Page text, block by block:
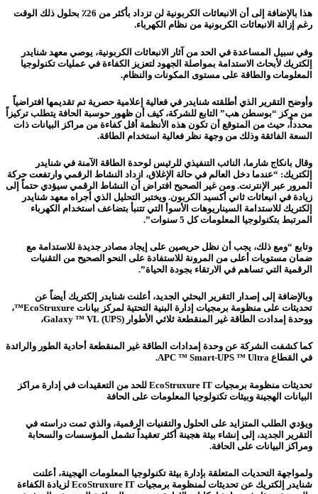
هذا بالإضافة إلى أن الانبعاثات الكربونية لن تزداد بأكثر من 26٪ بحلول ذلك الوقت
رغم إزالة الانبعاثات الكربونية من نظام الكهرباء.
وفي سبيل المساعدة في الحد من آثار الانبعاثات الكربونية، يوصي معهد شنايدر
إلكتريك لأبحاث الاستدامة بمواصلة الجهود لتعزيز الكفاءة في عمليات تكنولوجيا
المعلومات والطاقة على مستوى المكونات والنظام.
وأوضح التقرير الذي أطلقته شنايدر في فعالية إعلامية حصرية تم تقديمها افتراضياً
من مركز “بوسطن هب” التابع للشركة، كيف أن ظهور حوسبة الحافة يتطلب تركيزاً
محدداً، حيث من المتوقع أن تكون هذه الأنظمة أقل كفاءة من مراكز البيانات ذات
السعة الفائقة وذلك من وجهة نظر فعالية استخدام الطاقة.
وقال بانكاج شارما، النائب التنفيذي للرئيس لوحدة الطاقة الآمنة في شنايدر
إلكتريك: “عندما دخل العالم في حالة الإغلاق، ازداد النشاط الرقمي وارتفعت حركة
المرور عبر الإنترنت. ومن غير الصحيح افتراض أن النشاط الرقمي سيؤدي حتماً إلى
زيادة في انبعاثات ثاني أكسيد الكربون. ويختبر التحليل الذي أجراه معهد شنايدر
إلكتريك للاستدامة السيناريوهات الأسوأ التي تتنبأ بتضاعف استخدام الكهرباء
المرتبط بتكنولوجيا المعلومات كل 5 سنوات”.
وتابع “ومع ذلك، يجب أن نظل حريصين على إيجاد مصادر جديدة للاستدامة مع
ضمان مستويات أعلى من المرونة للاستفادة على النحو الصحيح من التقنيات
الرقمية التي تساهم في الارتقاء بجودة الحياة”.
وبالإضافة إلى إصدار التقرير البحثي الجديد، أعلنت شنايدر إلكتريك أيضاً عن
تحديثات على منظومة برمجيات إدارة البنية التحتية لمركز بيانات EcoStruxure™️،
ووحدة إمدادت الطاقة غير المنقطعة ثلاثي الأطوار (UPS) Galaxy ™️ VL،
كما كشفت الشركة عن وحدة إمدادات الطاقة غير المنقطعة أحادية الطور والرائدة
في القطاع APC ™️ Smart-UPS ™️ Ultra.
تحديثات منظومة برمجيات EcoStruxure IT للحد من التعقيدات في إدارة مراكز
البيانات الهجينة وبيئات تكنولوجيا المعلومات على الحافة
ويؤدي الطلب المتزايد على الحلول والتقنيات الرقمية، والذي تمت دراسته في
التقرير الجديد، إلى إنشاء بيئة هجينة أكثر تعقيداً تشمل المؤسسات والسحابة
ومراكز البيانات على الحافة.
ولمواجهة التحديات المتعلقة بإدارة بيئة تكنولوجيا المعلومات الهجينة، أعلنت
شنايدر إلكتريك عن تحديثات لمنظومة برمجيات EcoStruxure IT لزيادة الكفاءة